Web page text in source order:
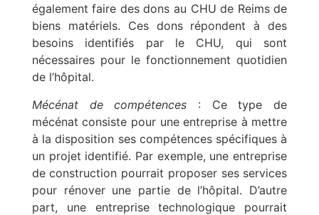
également faire des dons au CHU de Reims de
biens matériels. Ces dons répondent à des
besoins identifiés par le CHU, qui sont
nécessaires pour le fonctionnement quotidien
de l’hôpital.
Mécénat de compétences : Ce type de
mécénat consiste pour une entreprise à mettre
à la disposition ses compétences spécifiques à
un projet identifié. Par exemple, une entreprise
de construction pourrait proposer ses services
pour rénover une partie de l’hôpital. D’autre
part, une entreprise technologique pourrait